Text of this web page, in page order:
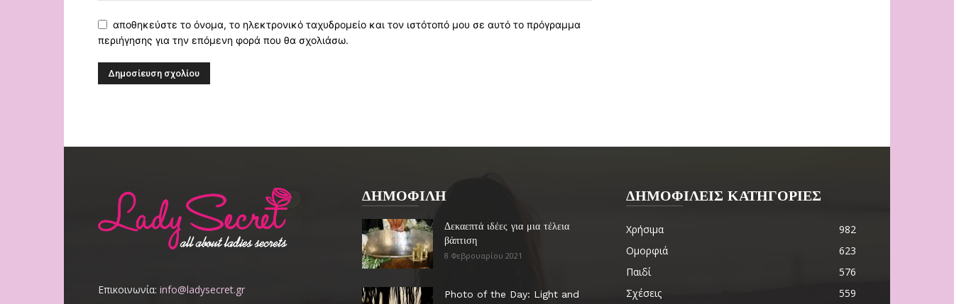
αποθηκεύστε το όνομα, το ηλεκτρονικό ταχυδρομείο και τον ιστότοπό μου σε αυτό το πρόγραμμα
περιήγησης για την επόμενη φορά που θα σχολιάσω.
Επικοινωνία: info@ladysecret.gr
ΔΗΜΟΦΙΛΗ
Δεκαεπτά ιδέες για μια τέλεια
βάπτιση
8 Φεβρουαρίου 2021
Photo of the Day: Light and
ΔΗΜΟΦΙΛΕΙΣ ΚΑΤΗΓΟΡΙΕΣ
Χρήσιμα
982
Ομορφιά
623
Παιδί
576
Σχέσεις
559